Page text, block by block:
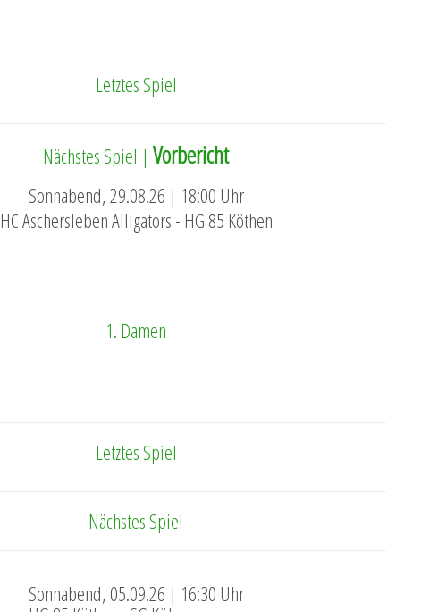
Letztes Spiel
Nächstes Spiel | Vorbericht
Sonnabend, 29.08.26 | 18:00 Uhr
HC Aschersleben Alligators - HG 85 Köthen
1. Damen
Letztes Spiel
Nächstes Spiel
Sonnabend, 05.09.26 | 16:30 Uhr